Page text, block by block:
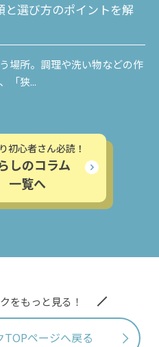
と選び方のポイントを解
場所。調理や洗い物などの作
「狭...
初心者さん必読！
しのコラム
一覧へ
をもっと見る！
TOPページへ戻る